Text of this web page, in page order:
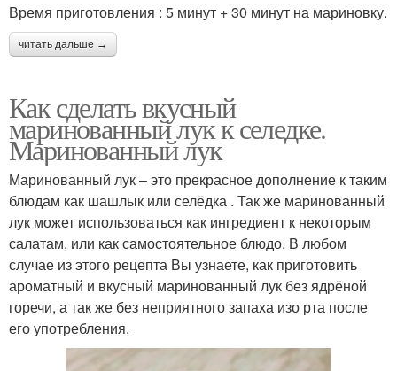
Время приготовления : 5 минут + 30 минут на мариновку.
читать дальше →
Как сделать вкусный
маринованный лук к селедке.
Маринованный лук
Маринованный лук – это прекрасное дополнение к таким
блюдам как шашлык или селёдка . Так же маринованный
лук может использоваться как ингредиент к некоторым
салатам, или как самостоятельное блюдо. В любом
случае из этого рецепта Вы узнаете, как приготовить
ароматный и вкусный маринованный лук без ядрёной
горечи, а так же без неприятного запаха изо рта после
его употребления.